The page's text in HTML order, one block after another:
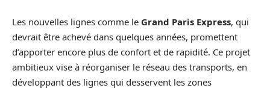
Les nouvelles lignes comme le Grand Paris Express, qui
devrait être achevé dans quelques années, promettent
d’apporter encore plus de confort et de rapidité. Ce projet
ambitieux vise à réorganiser le réseau des transports, en
développant des lignes qui desservent les zones